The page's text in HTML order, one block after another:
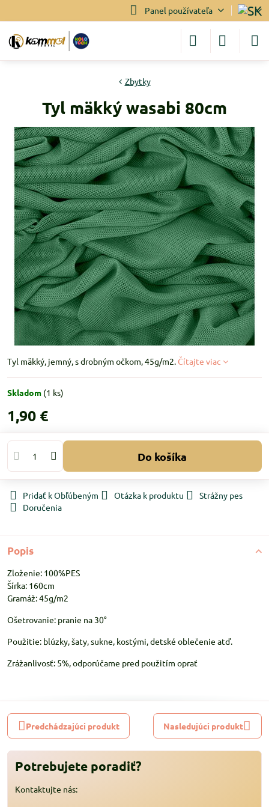
Panel používateľa
Zbytky
Tyl mäkký wasabi 80cm
Tyl mäkký, jemný, s drobným očkom, 45g/m2. Čítajte viac
Skladom (1 ks)
1,90 €
Do košíka
Pridať k Obľúbeným Otázka k produktu
Strážny pes
Doručenia
Popis
Zloženie: 100%PES
Šírka: 160cm
Gramáž: 45g/m2
Ošetrovanie: pranie na 30°
Použitie: blúzky, šaty, sukne, kostými, detské oblečenie atď.
Zrážanlivosť: 5%, odporúčame pred použitím oprať
Predchádzajúci produkt Nasledujúci produkt
Potrebujete poradiť?
Kontaktujte nás: